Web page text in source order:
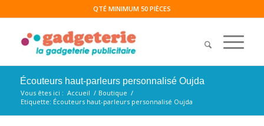
QTÉ MINIMUM 50 PIÈCES
Écouteurs haut-parleurs personnalisé Oujda
Vous êtes ici : Accueil / Boutique /
Etiquette: Écouteurs haut-parleurs personnalisé Oujda